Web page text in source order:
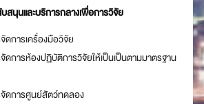
สนุนและบริการกลางเพื่อการวิจัย
ดการเครื่องมือวิจัย
ดการห้องปฏิบัติการวิจัยให้เป็นเป็นตามมาตรฐาน
จัดการศูนย์สัตว์ทดลอง